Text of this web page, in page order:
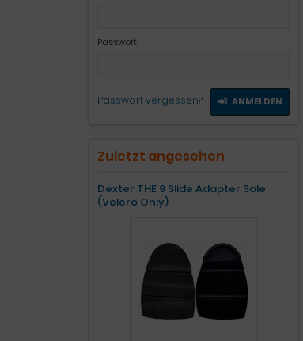
Passwort:
Passwort vergessen? ANMELDEN
Zuletzt angesehen
Dexter THE 9 Slide Adapter Sole
(Velcro Only)